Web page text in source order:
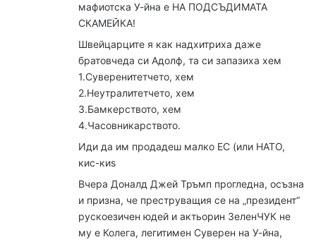
мафиотска У-йна е НА ПОДСЪДИМАТА
СКАМЕЙКА!
Швейцарците я как надхитриха даже
братовчеда си Адолф, та си запазиха хем
1.Суверенитетчето, хем
2.Неутралитетчето, хем
3.Бамкерството, хем
4.Часовникарството.
Иди да им продадеш малко ЕС (или НАТО,
кис-киs
Вчера Доналд Джей Тръмп прогледна, осъзна
и призна, че преструващия се на „президент“
рускоезичен юдей и актьорин ЗеленЧУК не
му е Колега, легитимен Суверен на У-йна,